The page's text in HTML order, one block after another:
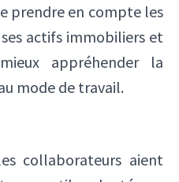
prendre en compte les
actifs immobiliers et
appréhender la
mode de travail.
collaborateurs aient